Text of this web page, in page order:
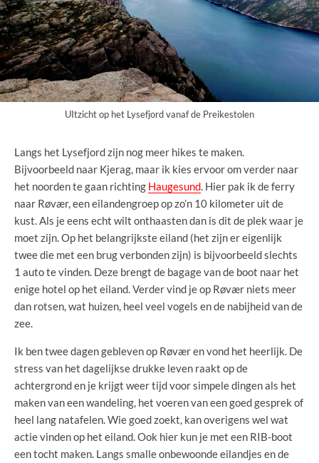
UItzicht op het Lysefjord vanaf de Preikestolen
Langs het Lysefjord zijn nog meer hikes te maken.
Bijvoorbeeld naar Kjerag, maar ik kies ervoor om verder naar
het noorden te gaan richting Haugesund. Hier pak ik de ferry
naar Røvær, een eilandengroep op zo’n 10 kilometer uit de
kust. Als je eens echt wilt onthaasten dan is dit de plek waar je
moet zijn. Op het belangrijkste eiland (het zijn er eigenlijk
twee die met een brug verbonden zijn) is bijvoorbeeld slechts
1 auto te vinden. Deze brengt de bagage van de boot naar het
enige hotel op het eiland. Verder vind je op Røvær niets meer
dan rotsen, wat huizen, heel veel vogels en de nabijheid van de
zee.
Ik ben twee dagen gebleven op Røvær en vond het heerlijk. De
stress van het dagelijkse drukke leven raakt op de
achtergrond en je krijgt weer tijd voor simpele dingen als het
maken van een wandeling, het voeren van een goed gesprek of
heel lang natafelen. Wie goed zoekt, kan overigens wel wat
actie vinden op het eiland. Ook hier kun je met een RIB-boot
een tocht maken. Langs smalle onbewoonde eilandjes en de